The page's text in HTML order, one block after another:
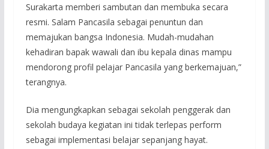
Surakarta memberi sambutan dan membuka secara
resmi. Salam Pancasila sebagai penuntun dan
memajukan bangsa Indonesia. Mudah-mudahan
kehadiran bapak wawali dan ibu kepala dinas mampu
mendorong profil pelajar Pancasila yang berkemajuan,”
terangnya.
Dia mengungkapkan sebagai sekolah penggerak dan
sekolah budaya kegiatan ini tidak terlepas perform
sebagai implementasi belajar sepanjang hayat.